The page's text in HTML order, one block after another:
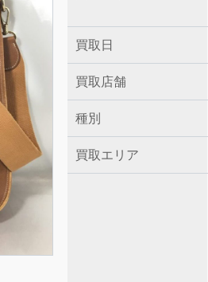
買取日
買取店舗
種別
買取エリア